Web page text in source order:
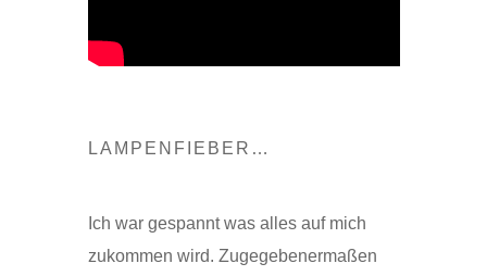
LAMPENFIEBER…
Ich war gespannt was alles auf mich
zukommen wird. Zugegebenermaßen